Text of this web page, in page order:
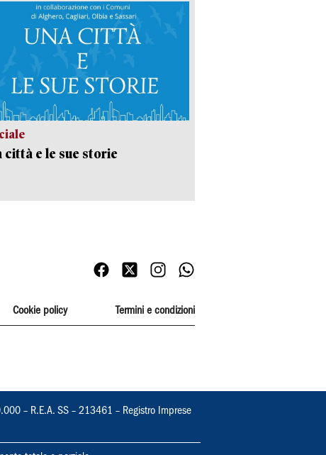
città e le sue storie
Cookie policy Termini e condizioni
– R.E.A. SS – 213461 – Registro Imprese